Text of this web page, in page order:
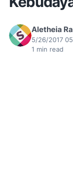
Aletheia
5/26/2017
1 min read